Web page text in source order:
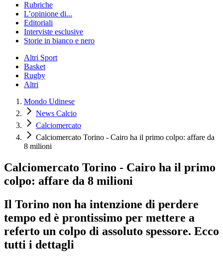
Rubriche
L’opinione di...
Editoriali
Interviste esclusive
Storie in bianco e nero
Altri Sport
Basket
Rugby
Altri
Mondo Udinese
News Calcio
Calciomercato
Calciomercato Torino - Cairo ha il primo colpo: affare da
8 milioni
Calciomercato Torino - Cairo ha il primo
colpo: affare da 8 milioni
Il Torino non ha intenzione di perdere
tempo ed è prontissimo per mettere a
referto un colpo di assoluto spessore. Ecco
tutti i dettagli